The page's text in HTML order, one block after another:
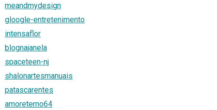
meandmydesign
gloogle-entretenimento
intensaflor
blognajanela
spaceteen-nj
shalonartesmanuais
patascarentes
amoreterno64